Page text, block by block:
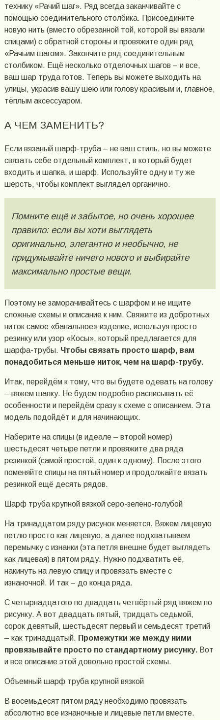
технику «Рачий шаг». Ряд всегда заканчивайте с
помощью соединительного столбика. Присоедините
новую нить (вместо обрезанной той, которой вы вязали
спицами) с обратной стороны и провяжите один ряд
«Рачьим шагом». Закончите ряд соединительным
столбиком. Ещё несколько отделочных шагов – и все,
ваш шар труда готов. Теперь вы можете выходить на
улицы, украсив вашу шею или голову красивым и, главное,
тёплым аксессуаром.
А ЧЕМ ЗАМЕНИТЬ?
Если вязаный шарф-труба – не ваш стиль, но вы можете
связать себе отдельный комплект, в который будет
входить и шапка, и шарф. Используйте одну и ту же
шерсть, чтобы комплект выглядел органично.
Помните ещё и забытое, но очень хорошее
правило: если вы хоти выглядеть
оригинально, элегантно и необычно, не
придумывайте ничего нового и выбирайте
максимально простые вещи.
Поэтому не заморачивайтесь с шарфом и не ищите
сложные схемы и описание к ним. Свяжите из добротных
ниток самое «банальное» изделие, используя просто
резинку или узор «Косы», который предлагается для
шарфа-трубы. Чтобы связать просто шарф, вам
понадобиться меньше ниток, чем на шарф-трубу.
Итак, перейдём к тому, что вы будете одевать на голову
– вяжем шапку. Не будем подробно расписывать её
особенности и перейдём сразу к схеме с описанием. Эта
модель подойдёт и для начинающих.
Наберите на спицы (в идеале – второй номер)
шестьдесят четыре петли и провяжите два ряда
резинкой (самой простой, один к одному). После этого
поменяйте спицы на пятый номер и продолжайте вязать
резинкой ещё десять рядов.
Шарф труба крупной вязкой серо-зелёно-голубой
На тринадцатом ряду рисунок меняется. Вяжем лицевую
петлю просто как лицевую, а далее подхватываем
перемычку с изнанки (эта петля внешне будет выглядеть
как лицевая) в пятом ряду. Нужно подхватить её,
накинуть на левую спицу и провязать вместе с
изнаночной. И так – до конца ряда.
С четырнадцатого по двадцать четвёртый ряд вяжем по
рисунку. А вот двадцать пятый, тридцать седьмой,
сорок девятый, шестьдесят первый и семьдесят третий
– как тринадцатый. Промежутки же между ними
провязывайте просто по стандартному рисунку.Вот
и все описание этой довольно простой схемы.
Объемный шарф труба крупной вязкой
В восемьдесят пятом ряду необходимо провязать
абсолютно все изнаночные и лицевые петли вместе.